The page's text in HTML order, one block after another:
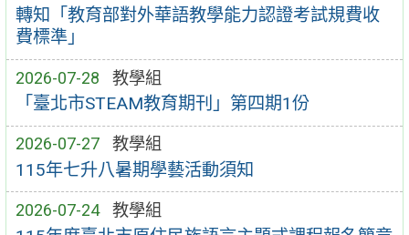
轉知「教育部對外華語教學能力認證考試規費收
費標準」
2026-07-28 教學組
「臺北市STEAM教育期刊」第四期1份
2026-07-27 教學組
115年七升八暑期學藝活動須知
2026-07-24 教學組